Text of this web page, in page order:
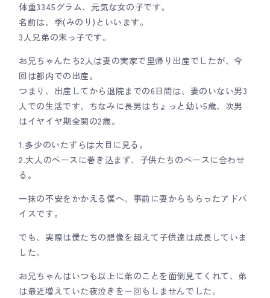
体重3345グラム、元気な女の子です。
名前は、季(みのり)といいます。
3人兄弟の末っ子です。
お兄ちゃんたち2人は妻の実家で里帰り出産でしたが、今
回は都内での出産。
つまり、出産してから退院までの6日間は、妻のいない男3
人での生活です。ちなみに長男はちょっと幼い5歳、次男
はイヤイヤ期全開の2歳。
1.多少のいたずらは大目に見る。
2.大人のペースに巻き込まず、子供たちのペースに合わせ
る。
一抹の不安をかかえる僕へ、事前に妻からもらったアドバ
イスです。
でも、実際は僕たちの想像を超えて子供達は成長していま
した。
お兄ちゃんはいつも以上に弟のことを面倒見てくれて、弟
は最近増えていた夜泣きを一回もしませんでした。